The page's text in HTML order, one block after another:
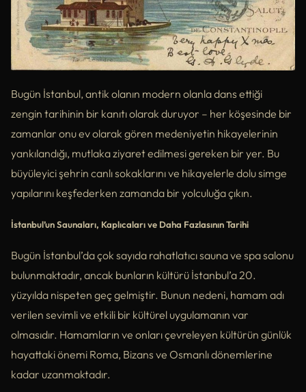
Bugün İstanbul, antik olanın modern olanla dans ettiği
zengin tarihinin bir kanıtı olarak duruyor – her köşesinde bir
zamanlar onu ev olarak gören medeniyetin hikayelerinin
yankılandığı, mutlaka ziyaret edilmesi gereken bir yer. Bu
büyüleyici şehrin canlı sokaklarını ve hikayelerle dolu simge
yapılarını keşfederken zamanda bir yolculuğa çıkın.
İstanbul’un Saunaları, Kaplıcaları ve Daha Fazlasının Tarihi
Bugün İstanbul’da çok sayıda rahatlatıcı sauna ve spa salonu
bulunmaktadır, ancak bunların kültürü İstanbul’a 20.
yüzyılda nispeten geç gelmiştir. Bunun nedeni, hamam adı
verilen sevimli ve etkili bir kültürel uygulamanın var
olmasıdır. Hamamların ve onları çevreleyen kültürün günlük
hayattaki önemi Roma, Bizans ve Osmanlı dönemlerine
kadar uzanmaktadır.